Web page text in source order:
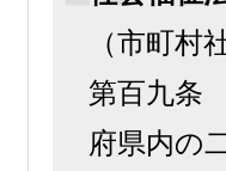
（市町村
第百九条
府県内の